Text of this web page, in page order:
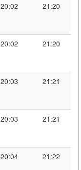
20:02 21:20
20:02 21:20
20:03 21:21
20:03 21:21
20:04 21:22